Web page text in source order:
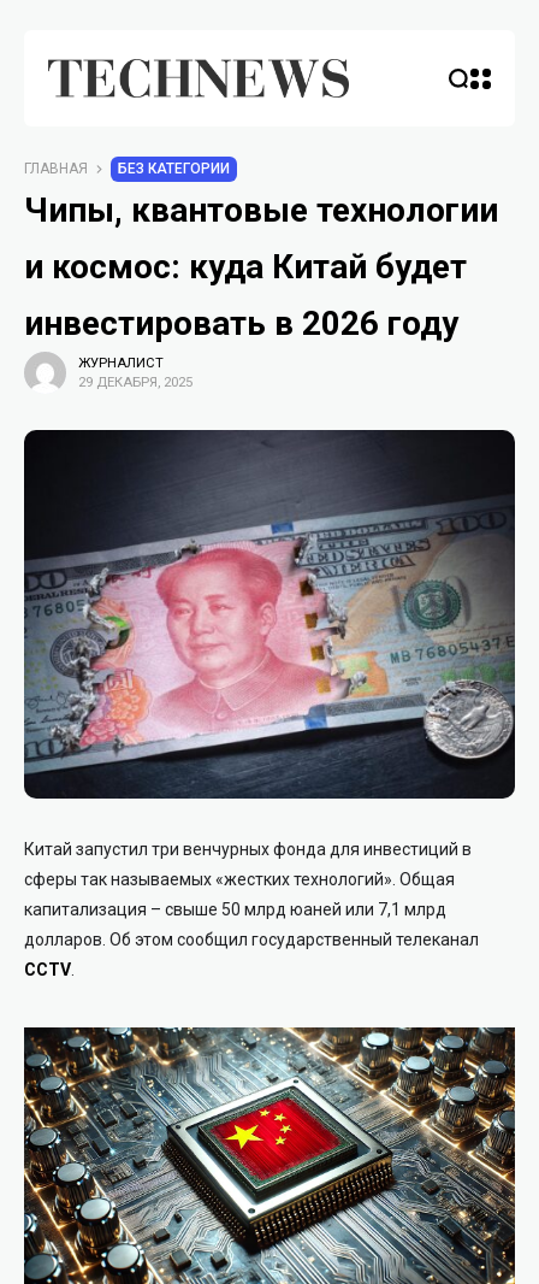
ГЛАВНАЯ БЕЗ КАТЕГОРИИ
Чипы, квантовые технологии
и космос: куда Китай будет
инвестировать в 2026 году
ЖУРНАЛИСТ
29 ДЕКАБРЯ, 2025
Китай запустил три венчурных фонда для инвестиций в
сферы так называемых «жестких технологий». Общая
капитализация – свыше 50 млрд юаней или 7,1 млрд
долларов. Об этом сообщил государственный телеканал
CCTV